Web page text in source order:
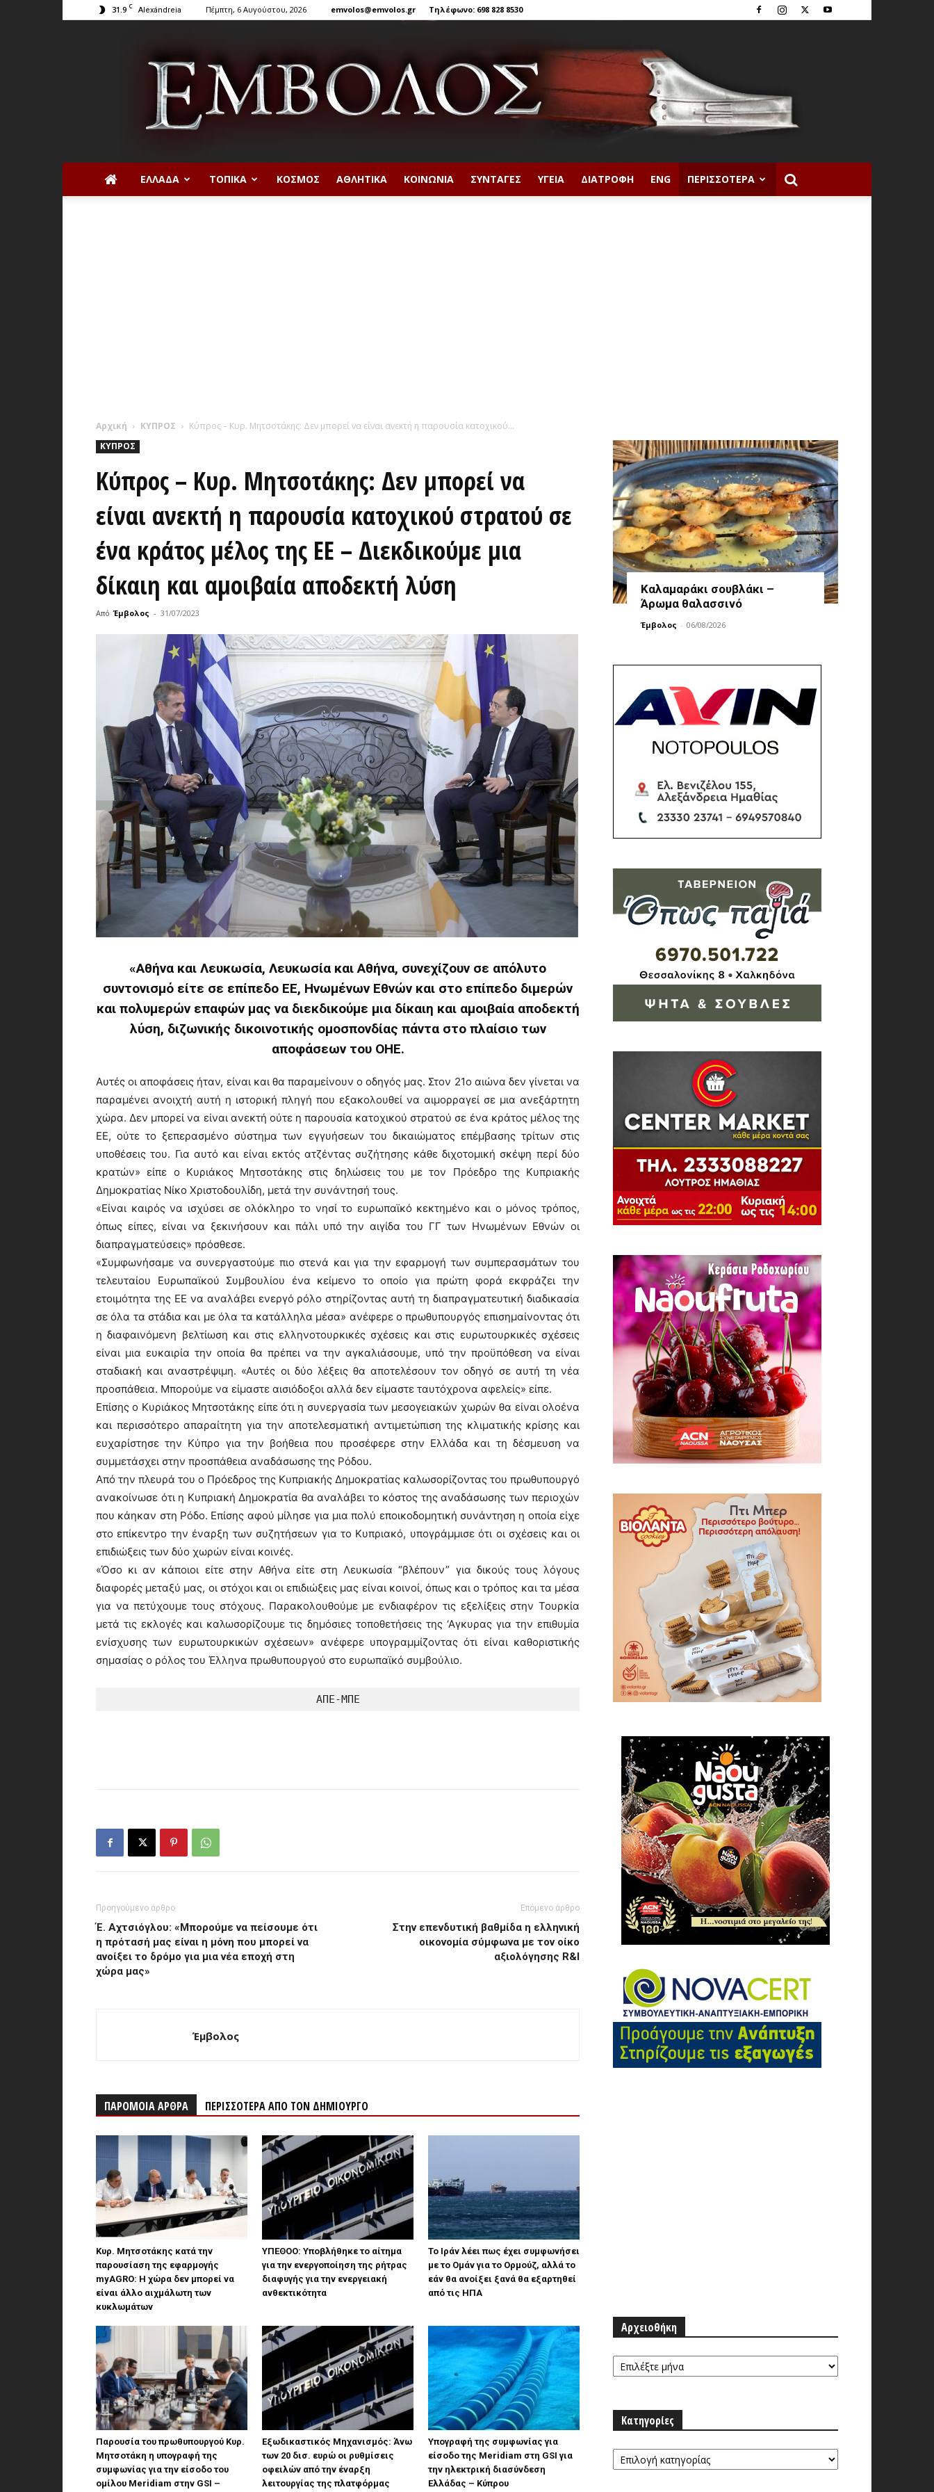
31.9 C Alexándreia Πέμπτη, 6 Αυγούστου, 2026 emvolos@emvolos.gr Τηλέφωνο: 698 828 8530
ΕΛΛΆΔΑ ΤΟΠΙΚΆ ΚΌΣΜΟΣ ΑΘΛΗΤΙΚΆ ΚΟΙΝΩΝΊΑ ΣΥΝΤΑΓΈΣ ΥΓΕΊΑ ΔΙΑΤΡΟΦΉ ENG ΠΕΡΙΣΣΌΤΕΡΑ
Αρχική ΚΥΠΡΟΣ
Κύπρος – Κυρ. Μητσοτάκης: Δεν μπορεί να είναι ανεκτή η παρουσία κατοχικού...
ΚΥΠΡΟΣ
Κύπρος – Κυρ. Μητσοτάκης: Δεν μπορεί να
είναι ανεκτή η παρουσία κατοχικού στρατού σε
ένα κράτος μέλος της ΕΕ – Διεκδικούμε μια
δίκαιη και αμοιβαία αποδεκτή λύση
Από Έμβολος - 31/07/2023
«Αθήνα και Λευκωσία, Λευκωσία και Αθήνα, συνεχίζουν σε απόλυτο
συντονισμό είτε σε επίπεδο ΕΕ, Ηνωμένων Εθνών και στο επίπεδο διμερών
και πολυμερών επαφών μας να διεκδικούμε μια δίκαιη και αμοιβαία αποδεκτή
λύση, διζωνικής δικοινοτικής ομοσπονδίας πάντα στο πλαίσιο των
αποφάσεων του ΟΗΕ.
Αυτές οι αποφάσεις ήταν, είναι και θα παραμείνουν ο οδηγός μας. Στον 21ο αιώνα δεν γίνεται να
παραμένει ανοιχτή αυτή η ιστορική πληγή που εξακολουθεί να αιμορραγεί σε μια ανεξάρτητη
χώρα. Δεν μπορεί να είναι ανεκτή ούτε η παρουσία κατοχικού στρατού σε ένα κράτος μέλος της
ΕΕ, ούτε το ξεπερασμένο σύστημα των εγγυήσεων του δικαιώματος επέμβασης τρίτων στις
υποθέσεις του. Για αυτό και είναι εκτός ατζέντας συζήτησης κάθε διχοτομική σκέψη περί δύο
κρατών» είπε ο Κυριάκος Μητσοτάκης στις δηλώσεις του με τον Πρόεδρο της Κυπριακής
Δημοκρατίας Νίκο Χριστοδουλίδη, μετά την συνάντησή τους.
«Είναι καιρός να ισχύσει σε ολόκληρο το νησί το ευρωπαϊκό κεκτημένο και ο μόνος τρόπος,
όπως είπες, είναι να ξεκινήσουν και πάλι υπό την αιγίδα του ΓΓ των Ηνωμένων Εθνών οι
διαπραγματεύσεις» πρόσθεσε.
«Συμφωνήσαμε να συνεργαστούμε πιο στενά και για την εφαρμογή των συμπερασμάτων του
τελευταίου Ευρωπαϊκού Συμβουλίου ένα κείμενο το οποίο για πρώτη φορά εκφράζει την
ετοιμότητα της ΕΕ να αναλάβει ενεργό ρόλο στηρίζοντας αυτή τη διαπραγματευτική διαδικασία
σε όλα τα στάδια και με όλα τα κατάλληλα μέσα» ανέφερε ο πρωθυπουργός επισημαίνοντας ότι
η διαφαινόμενη βελτίωση και στις ελληνοτουρκικές σχέσεις και στις ευρωτουρκικές σχέσεις
είναι μια ευκαιρία την οποία θα πρέπει να την αγκαλιάσουμε, υπό την προϋπόθεση να είναι
σταδιακή και αναστρέψιμη. «Αυτές οι δύο λέξεις θα αποτελέσουν τον οδηγό σε αυτή τη νέα
προσπάθεια. Μπορούμε να είμαστε αισιόδοξοι αλλά δεν είμαστε ταυτόχρονα αφελείς» είπε.
Επίσης ο Κυριάκος Μητσοτάκης είπε ότι η συνεργασία των μεσογειακών χωρών θα είναι ολοένα
και περισσότερο απαραίτητη για την αποτελεσματική αντιμετώπιση της κλιματικής κρίσης και
ευχαρίστησε την Κύπρο για την βοήθεια που προσέφερε στην Ελλάδα και τη δέσμευση να
συμμετάσχει στην προσπάθεια αναδάσωσης της Ρόδου.
Από την πλευρά του ο Πρόεδρος της Κυπριακής Δημοκρατίας καλωσορίζοντας του πρωθυπουργό
ανακοίνωσε ότι η Κυπριακή Δημοκρατία θα αναλάβει το κόστος της αναδάσωσης των περιοχών
που κάηκαν στη Ρόδο. Επίσης αφού μίλησε για μια πολύ εποικοδομητική συνάντηση η οποία είχε
στο επίκεντρο την έναρξη των συζητήσεων για το Κυπριακό, υπογράμμισε ότι οι σχέσεις και οι
επιδιώξεις των δύο χωρών είναι κοινές.
«Όσο κι αν κάποιοι είτε στην Αθήνα είτε στη Λευκωσία “βλέπουν” για δικούς τους λόγους
διαφορές μεταξύ μας, οι στόχοι και οι επιδιώξεις μας είναι κοινοί, όπως και ο τρόπος και τα μέσα
για να πετύχουμε τους στόχους. Παρακολουθούμε με ενδιαφέρον τις εξελίξεις στην Τουρκία
μετά τις εκλογές και καλωσορίζουμε τις δημόσιες τοποθετήσεις της ‘Αγκυρας για την επιθυμία
ενίσχυσης των ευρωτουρκικών σχέσεων» ανέφερε υπογραμμίζοντας ότι είναι καθοριστικής
σημασίας ο ρόλος του Έλληνα πρωθυπουργού στο ευρωπαϊκό συμβούλιο.
ΑΠΕ-ΜΠΕ
Προηγούμενο άρθρο
Έ. Αχτσιόγλου: «Μπορούμε να πείσουμε ότι
η πρότασή μας είναι η μόνη που μπορεί να
ανοίξει το δρόμο για μια νέα εποχή στη
χώρα μας»
Επόμενο άρθρο
Στην επενδυτική βαθμίδα η ελληνική
οικονομία σύμφωνα με τον οίκο
αξιολόγησης R&I
Έμβολος
ΠΑΡΟΜΟΙΑ ΑΡΘΡΑ ΠΕΡΙΣΣΟΤΕΡΑ ΑΠΟ ΤΟΝ ΔΗΜΙΟΥΡΓΟ
Κυρ. Μητσοτάκης κατά την
παρουσίαση της εφαρμογής
myAGRO: Η χώρα δεν μπορεί να
είναι άλλο αιχμάλωτη των
κυκλωμάτων
ΥΠΕΘΟΟ: Υποβλήθηκε το αίτημα
για την ενεργοποίηση της ρήτρας
διαφυγής για την ενεργειακή
ανθεκτικότητα
Το Ιράν λέει πως έχει συμφωνήσει
με το Ομάν για το Ορμούζ, αλλά το
εάν θα ανοίξει ξανά θα εξαρτηθεί
από τις ΗΠΑ
Παρουσία του πρωθυπουργού Κυρ.
Μητσοτάκη η υπογραφή της
συμφωνίας για την είσοδο του
ομίλου Meridiam στην GSI –
Εξωδικαστικός Μηχανισμός: Άνω
των 20 δισ. ευρώ οι ρυθμίσεις
οφειλών από την έναρξη
λειτουργίας της πλατφόρμας
Υπογραφή της συμφωνίας για
είσοδο της Meridiam στη GSI για
την ηλεκτρική διασύνδεση
Ελλάδας – Κύπρου
Καλαμαράκι σουβλάκι –
Άρωμα θαλασσινό
Έμβολος - 06/08/2026
Αρχειοθήκη
Αρχειοθήκη
Κατηγορίες
Κατηγορίες